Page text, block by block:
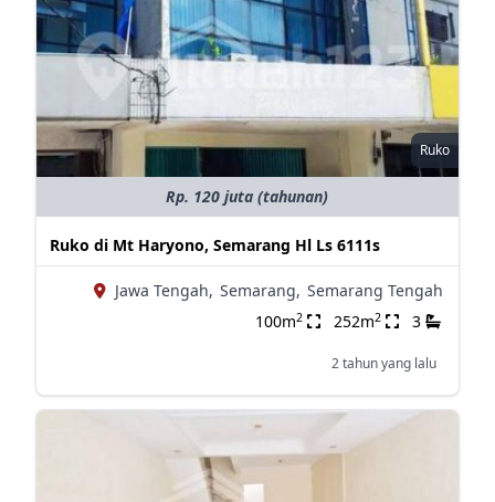
Ruko
Rp. 120 juta (tahunan)
Ruko di Mt Haryono, Semarang Hl Ls 6111s
Jawa Tengah, Semarang, Semarang Tengah
100m2 252m2 3
2 tahun yang lalu